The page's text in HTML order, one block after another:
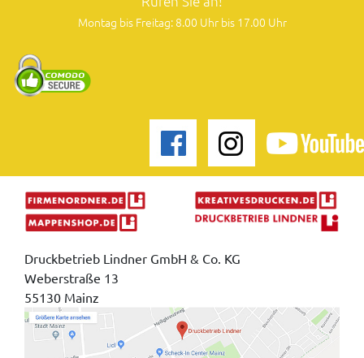
Montag bis Freitag: 8.00 Uhr bis 17.00 Uhr
Druckbetrieb Lindner GmbH & Co. KG
Weberstraße 13
55130 Mainz